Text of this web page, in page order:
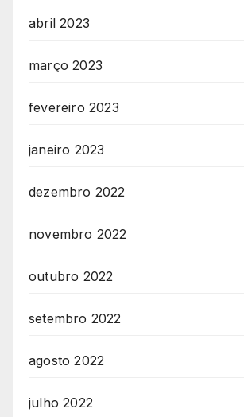
abril 2023
março 2023
fevereiro 2023
janeiro 2023
dezembro 2022
novembro 2022
outubro 2022
setembro 2022
agosto 2022
julho 2022